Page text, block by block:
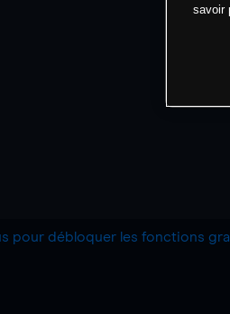
pour débloquer les fonctions
savoir